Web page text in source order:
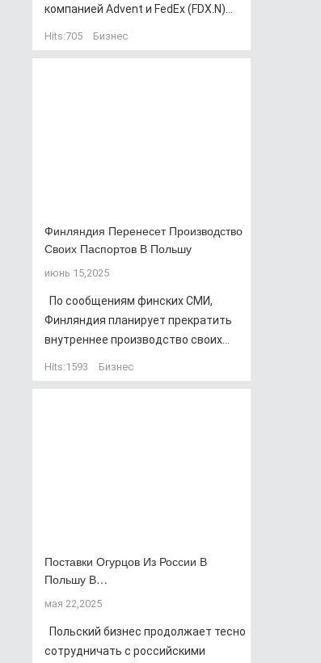
компанией Advent и FedEx (FDX.N)...
Hits:705 Бизнес
Финляндия Перенесет Производство
Своих Паспортов В Польшу
июнь 15,2025
По сообщениям финских СМИ,
Финляндия планирует прекратить
внутреннее производство своих...
Hits:1593 Бизнес
Поставки Огурцов Из России В
Польшу В…
мая 22,2025
Польский бизнес продолжает тесно
сотрудничать с российскими